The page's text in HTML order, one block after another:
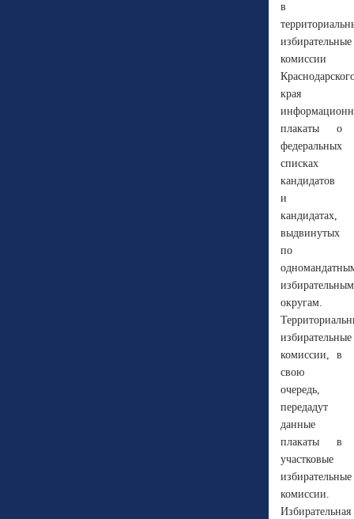
в
избирательные
комиссии
края
плакаты о
федеральных
списках
кандидатов
и
кандидатах,
выдвинутых
по
избирательным
округам.
избирательные
комиссии, в
свою
очередь,
передадут
данные
плакаты в
участковые
избирательные
комиссии.
Избирательная